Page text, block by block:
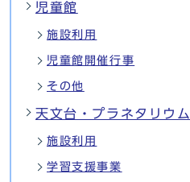
児童館
施設利用
児童館開催行事
その他
天文台・プラネタリウム
施設利用
学習支援事業